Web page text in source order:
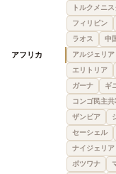
トルクメニ
フィリピン
ラオス
中
アフリカ アルジェリア
エリトリア
ガーナ
ギ
コンゴ民主共
ザンビア
セーシェル
ナイジェリア
ボツワナ